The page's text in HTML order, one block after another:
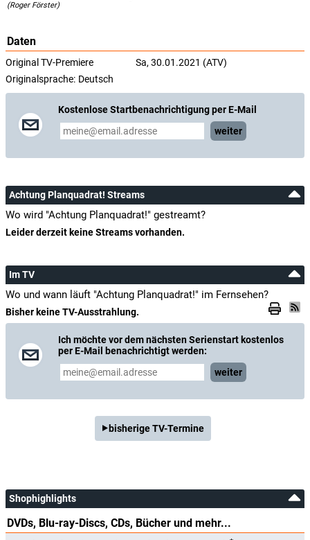
(Roger Förster)
Daten
Original TV-Premiere
Sa, 30.01.2021 (ATV)
Originalsprache: Deutsch
Kostenlose Startbenachrichtigung per E-Mail
weiter
Achtung Planquadrat! Streams
Wo wird "Achtung Planquadrat!" gestreamt?
Leider derzeit keine Streams vorhanden.
Im TV
Wo und wann läuft "Achtung Planquadrat!" im Fernsehen?
Bisher keine TV-Ausstrahlung.
Ich möchte vor dem nächsten Serienstart kostenlos
per E-Mail benachrichtigt werden:
weiter
bisherige TV-Termine
Shophighlights
DVDs, Blu-ray-Discs, CDs, Bücher und mehr...